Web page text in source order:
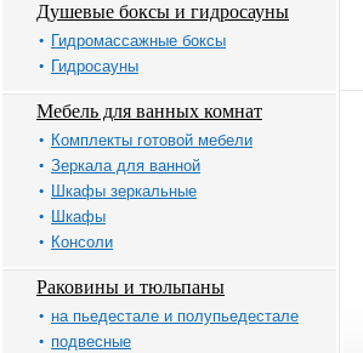
Душевые боксы и гидросауны
Гидромассажные боксы
Гидросауны
Мебель для ванных комнат
Комплекты готовой мебели
Зеркала для ванной
Шкафы зеркальные
Шкафы
Консоли
Раковины и тюльпаны
на пьедестале и полупьедестале
подвесные